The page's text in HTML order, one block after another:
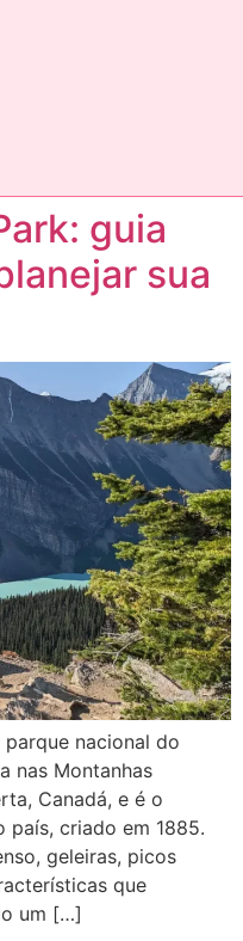
guia
sua
nacional do
nas Montanhas
Canadá, e é o
país, criado em 1885.
geleiras, picos
que
um […]